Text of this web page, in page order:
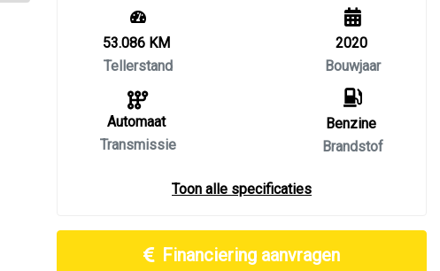
53.086 KM
Tellerstand
Automaat
Transmissie
2020
Bouwjaar
Benzine
Brandstof
Toon alle specificaties
Financiering aanvragen